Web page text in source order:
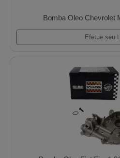
Bomba Oleo Vw Ap